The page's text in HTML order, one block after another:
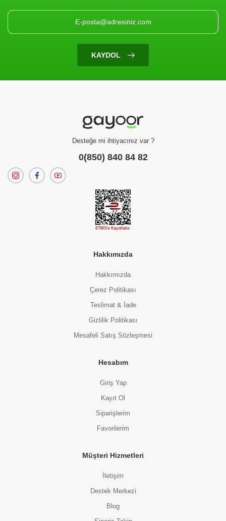
Filtrenize Uygun
Ürün Bulunamadı
KAYDOL
Desteğe mi ihtiyacınız var ?
0(850) 840 84 82
Hakkımızda
Hakkımızda
Çerez Politikası
Teslimat & İade
Gizlilik Politikası
Mesafeli Satış Sözleşmesi
Hesabım
Giriş Yap
Kayıt Ol
Siparişlerim
Favorilerim
Müşteri Hizmetleri
İletişim
Destek Merkezi
Blog